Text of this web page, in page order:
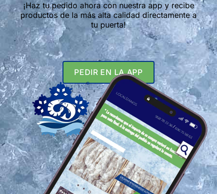
¡Haz tu pedido ahora con nuestra app y recibe
productos de la más alta calidad directamente a
tu puerta!
PEDIR EN LA APP